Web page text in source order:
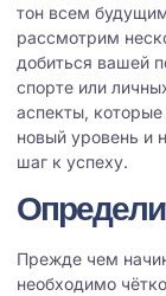
тон всем
рассмотрим
добиться вашей
спорте или
аспекты,
новый уровень и
шаг к успеху.
Прежде чем
необходимо